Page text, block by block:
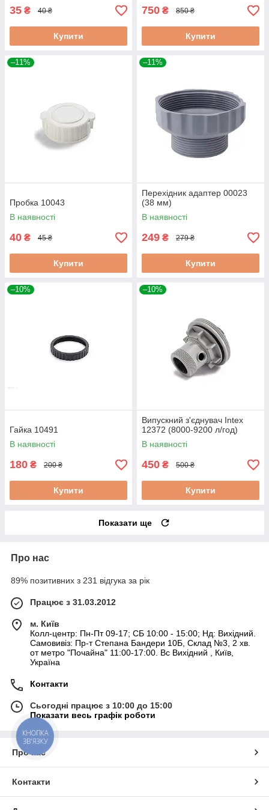
35 ₴ 40 ₴
Купити
750 ₴ 850 ₴
Купити
–11%
Пробка 10043
В наявності
40 ₴ 45 ₴
Купити
–11%
Перехідник адаптер 00023
(38 мм)
В наявності
249 ₴ 279 ₴
Купити
–10%
Гайка 10491
В наявності
180 ₴ 200 ₴
Купити
–10%
Випускний з'єднувач Intex
12372 (8000-9200 л/год)
В наявності
450 ₴ 500 ₴
Купити
Показати ще
Про нас
89% позитивних з 231 відгука за рік
Працює з 31.03.2012
м. Київ
Колл-центр: Пн-Пт 09-17; СБ 10:00 - 15:00; Нд: Вихідний.
Самовивіз: Пр-т Степана Бандери 10Б, Склад №3, 2 хв.
от метро "Почайна" 11:00-17:00. Вс Вихідний , Київ,
Україна
Контакти
Сьогодні працює з 10:00 до 15:00
Показати весь графік роботи
Про нас
Контакти
КНОПКА
ЗВ'ЯЗКУ